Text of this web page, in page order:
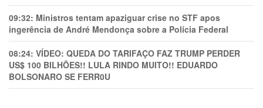
09:32: Ministros tentam apaziguar crise no STF apos
ingerência de André Mendonça sobre a Polícia Federal
08:24: VÍDEO: QUEDA DO TARIFAÇO FAZ TRUMP PERDER
US$ 100 BILHÕES!! LULA RINDO MUITO!! EDUARDO
BOLSONARO SE FERR0U